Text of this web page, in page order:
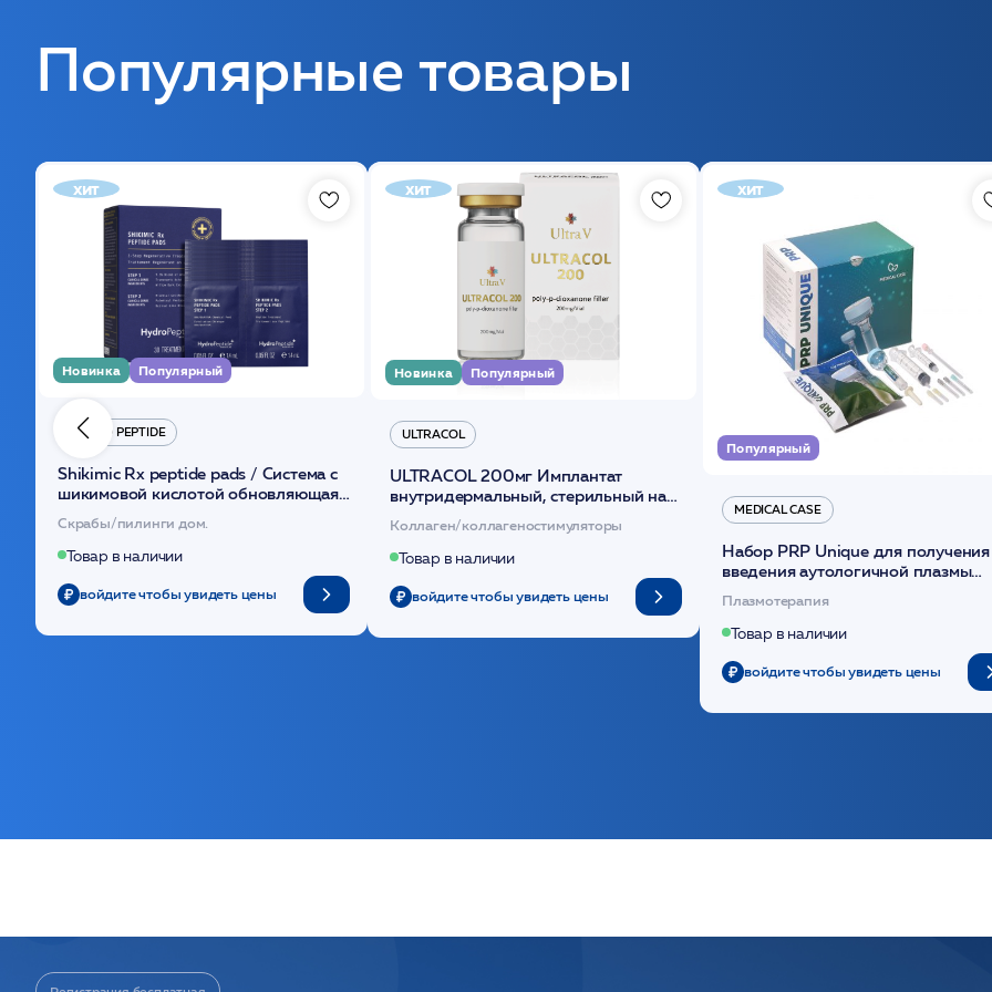
Популярные товары
хит
Новинка Популярный
HYDRO PEPTIDE
Shikimic Rx peptide pads / Cистема с
шикимовой кислотой обновляющая
(30шт) /HP
Скрабы/пилинги дом.
Товар в наличии
войдите чтобы увидеть цены
хит
Новинка Популярный
ULTRACOL
ULTRACOL 200мг Имплантат
внутридермальный, стерильный на
основе полидиоксанона /ULTRACOL
Коллаген/коллагеностимуляторы
Товар в наличии
войдите чтобы увидеть цены
хит
Популярный
MEDICAL CASE
Набор PRP Unique для
введения аутологичной плазмы
Плазмотерапия
Товар в наличии
войдите чтобы увидеть цены